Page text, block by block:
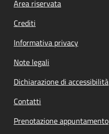
Footer menu
Area riservata
Crediti
Informativa privacy
Note legali
Dichiarazione di accessibilità
Contatti
Prenotazione appuntamento